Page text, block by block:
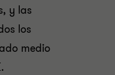
y las
los
medio